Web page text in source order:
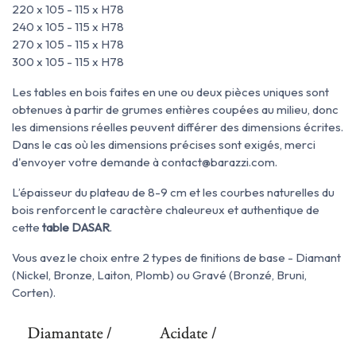
220 x 105 - 115 x H78
240 x 105 - 115 x H78
270 x 105 - 115 x H78
300 x 105 - 115 x H78
Les tables en bois faites en une ou deux pièces uniques sont
obtenues à partir de grumes entières coupées au milieu, donc
les dimensions réelles peuvent différer des dimensions écrites.
Dans le cas où les dimensions précises sont exigés, merci
d'envoyer votre demande à contact@barazzi.com.
L’épaisseur du plateau de 8-9 cm et les courbes naturelles du
bois renforcent le caractère chaleureux et authentique de
cette table DASAR.
Vous avez le choix entre 2 types de finitions de base - Diamant
(Nickel, Bronze, Laiton, Plomb) ou Gravé (Bronzé, Bruni,
Corten).